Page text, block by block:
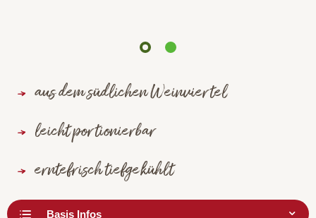
aus dem südlichen Weinviertel
leicht portionierbar
erntefrisch tiefgekühlt